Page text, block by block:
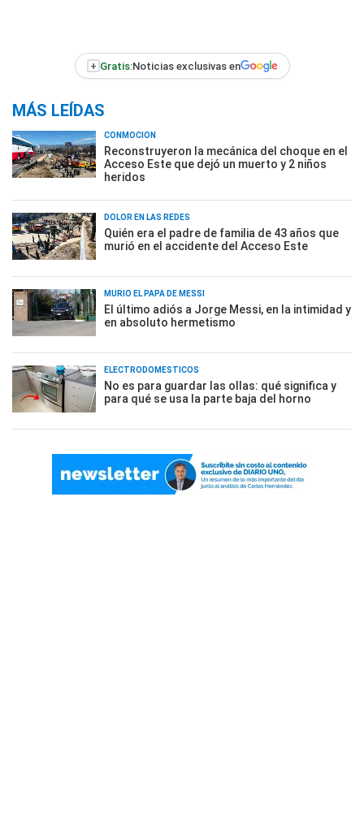
+ Gratis:Noticias exclusivas en
MÁS LEÍDAS
CONMOCIÓN
Reconstruyeron la mecánica del choque en el
Acceso Este que dejó un muerto y 2 niños
heridos
DOLOR EN LAS REDES
Quién era el padre de familia de 43 años que
murió en el accidente del Acceso Este
MURIÓ EL PAPÁ DE MESSI
El último adiós a Jorge Messi, en la intimidad y
en absoluto hermetismo
ELECTRODOMÉSTICOS
No es para guardar las ollas: qué significa y
para qué se usa la parte baja del horno